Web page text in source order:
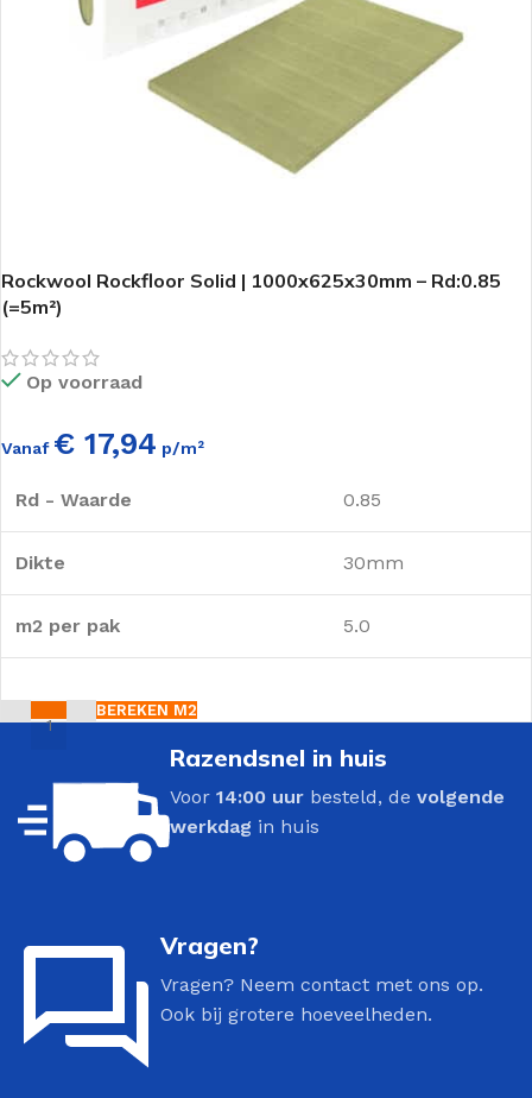
Rockwool Rockfloor Solid | 1000x625x30mm – Rd:0.85
(=5m²)
Op voorraad
Vanaf € 17,94 p/m²
Rd - Waarde 0.85
Dikte 30mm
m2 per pak 5.0
BEREKEN M2
Razendsnel in huis
Voor 14:00 uur besteld, de volgende
werkdag in huis
Vragen?
Vragen? Neem contact met ons op.
Ook bij grotere hoeveelheden.